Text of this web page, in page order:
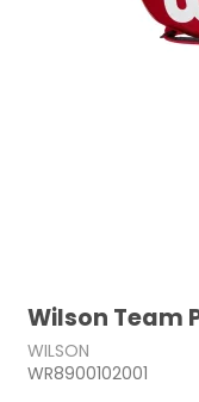
Wilson Team
WILSON
WR8900102001